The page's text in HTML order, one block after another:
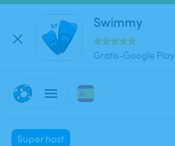
Swimmy
Gratis-Google Play
Superhost